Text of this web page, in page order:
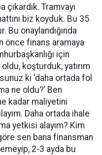
çıkardık. Tramvayı
biz koyduk. Bu 35
onaylandığında
önce finans aramaya
için
koşturduk, yatırım
ki ‘daha ortada fol
ne oldu?’ Ben
kadar maliyetini
Daha ortada ihale
yetkisi alayım? Kim
sen bana finansman
2-3 ayda bu